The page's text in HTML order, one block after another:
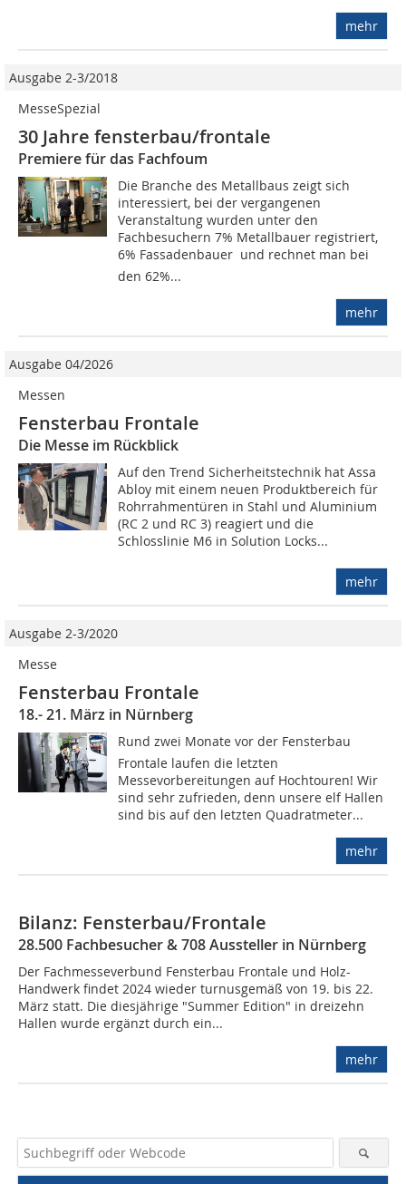
mehr
Ausgabe 2-3/2018
MesseSpezial
30 Jahre fensterbau/frontale
Premiere für das Fachfoum
Die Branche des Metallbaus zeigt sich
interessiert, bei der vergangenen
Veranstaltung wurden unter den
Fachbesuchern 7% Metallbauer registriert,
6% Fassadenbauer  und rechnet man bei
den 62%...
mehr
Ausgabe 04/2026
Messen
Fensterbau Frontale
Die Messe im Rückblick
Auf den Trend Sicherheitstechnik hat Assa
Abloy mit einem neuen Produktbereich für
Rohrrahmentüren in Stahl und Aluminium
(RC 2 und RC 3) reagiert und die
Schlosslinie M6 in Solution Locks...
mehr
Ausgabe 2-3/2020
Messe
Fensterbau Frontale
18.- 21. März in Nürnberg
Rund zwei Monate vor der Fensterbau
Frontale laufen die letzten
Messevorbereitungen auf Hochtouren! Wir
sind sehr zufrieden, denn unsere elf Hallen
sind bis auf den letzten Quadratmeter...
mehr
Bilanz: Fensterbau/Frontale
28.500 Fachbesucher & 708 Aussteller in Nürnberg
Der Fachmesseverbund Fensterbau Frontale und Holz-
Handwerk findet 2024 wieder turnusgemäß von 19. bis 22.
März statt. Die diesjährige "Summer Edition" in dreizehn
Hallen wurde ergänzt durch ein...
mehr